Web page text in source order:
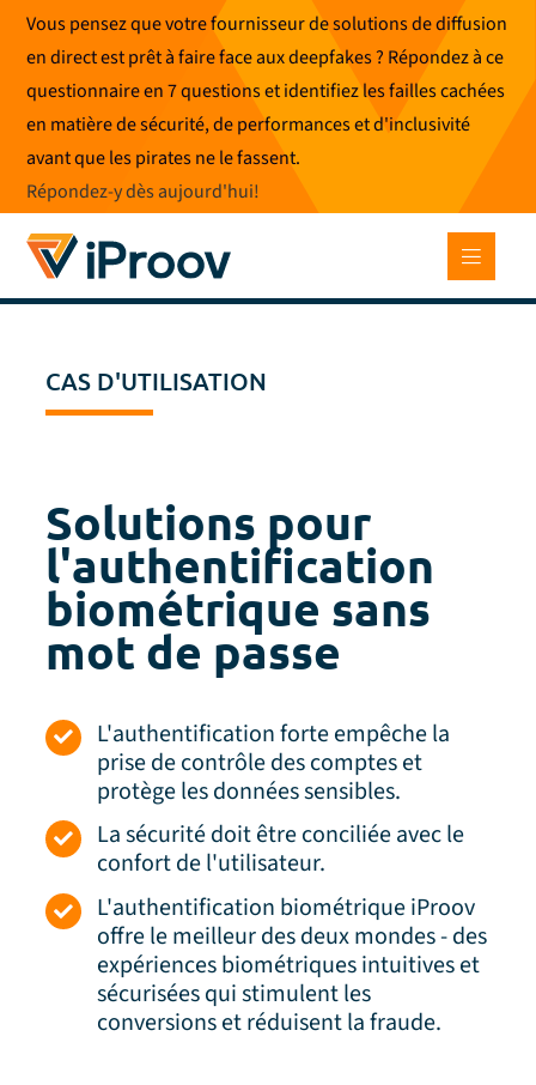
Skip
content
Vous pensez que votre fournisseur de solutions de diffusion
en direct est prêt à faire face aux deepfakes ? Répondez à ce
questionnaire en 7 questions et identifiez les failles cachées
en matière de sécurité, de performances et d'inclusivité
avant que les pirates ne le fassent.
Répondez-y dès aujourd'hui!
CAS D'UTILISATION
Solutions pour
l'authentification
biométrique sans
mot de passe
L'authentification forte empêche la
prise de contrôle des comptes et
protège les données sensibles.
La sécurité doit être conciliée avec le
confort de l'utilisateur.
L'authentification biométrique iProov
offre le meilleur des deux mondes - des
expériences biométriques intuitives et
sécurisées qui stimulent les
conversions et réduisent la fraude.